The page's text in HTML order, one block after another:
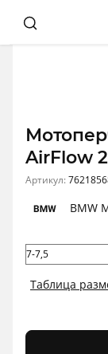
AirFlow
Артикул:
BMW
Таблица